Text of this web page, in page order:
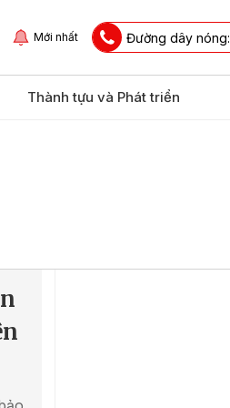
Mới nhất Đường dây nóng:
Thành tựu và Phát triển